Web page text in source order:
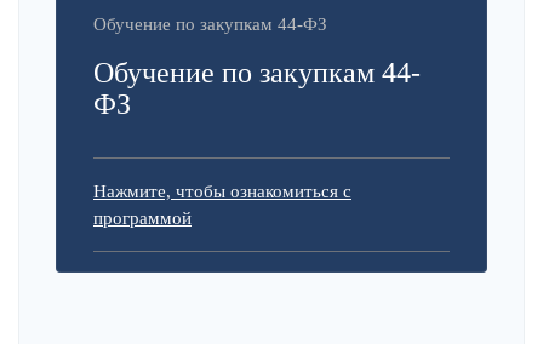
Обучение по закупкам 44-ФЗ
Обучение по закупкам 44-
ФЗ
Нажмите, чтобы ознакомиться с
программой